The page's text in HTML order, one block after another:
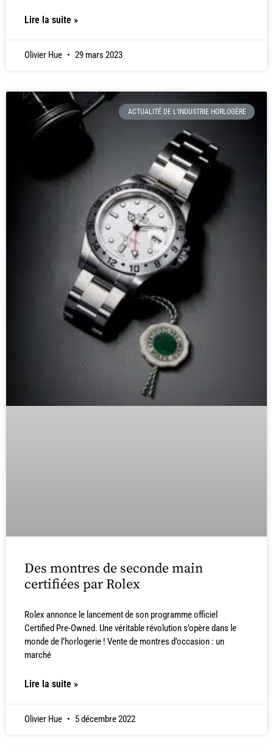
Lire la suite »
Olivier Hue 29 mars 2023
ACTUALITÉ DE L'INDUSTRIE HORLOGÈRE
Des montres de seconde main
certifiées par Rolex
Rolex annonce le lancement de son programme officiel
Certified Pre-Owned. Une véritable révolution s’opère dans le
monde de l’horlogerie ! Vente de montres d’occasion : un
marché
Lire la suite »
Olivier Hue 5 décembre 2022